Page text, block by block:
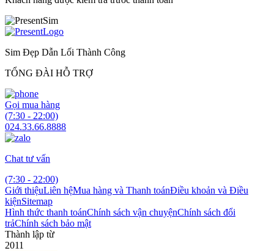
Sim Đẹp Dẫn Lối Thành Công
TỔNG ĐÀI HỖ TRỢ
Gọi mua hàng
(7:30 - 22:00)
024.33.66.8888
Chat tư vấn
(7:30 - 22:00)
Giới thiệuLiên hệMua hàng và Thanh toánĐiều khoản và Điều
kiệnSitemap
Hình thức thanh toánChính sách vận chuyệnChính sách đổi
trảChính sách bảo mật
Thành lập từ
2011